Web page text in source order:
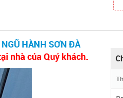
HÀNH SƠN ĐÀ
nhà của Quý khách.